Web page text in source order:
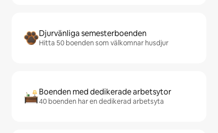
Djurvänliga semesterboenden
Hitta 50 boenden som välkomnar husdjur
Boenden med dedikerade arbetsytor
40 boenden har en dedikerad arbetsyta